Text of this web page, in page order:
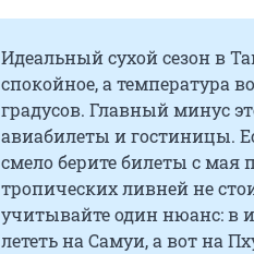
Идеальный сухой сезон в
спокойное, а температура
градусов. Главный минус
авиабилеты и гостиницы.
смело берите билеты с мая
тропических ливней не
учитывайте один нюанс: в
лететь на Самуи, а вот на